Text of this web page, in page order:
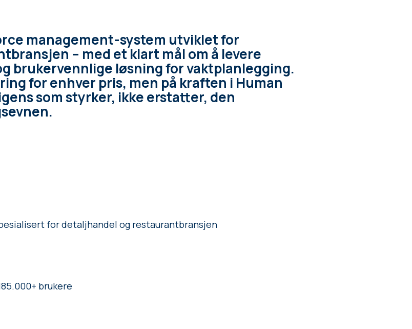
management-system utviklet for
– med et klart mål om å levere
brukervennlige løsning for vaktplanlegging.
for enhver pris, men på kraften i Human
som styrker, ikke erstatter, den
for detaljhandel og restaurantbransjen
brukere